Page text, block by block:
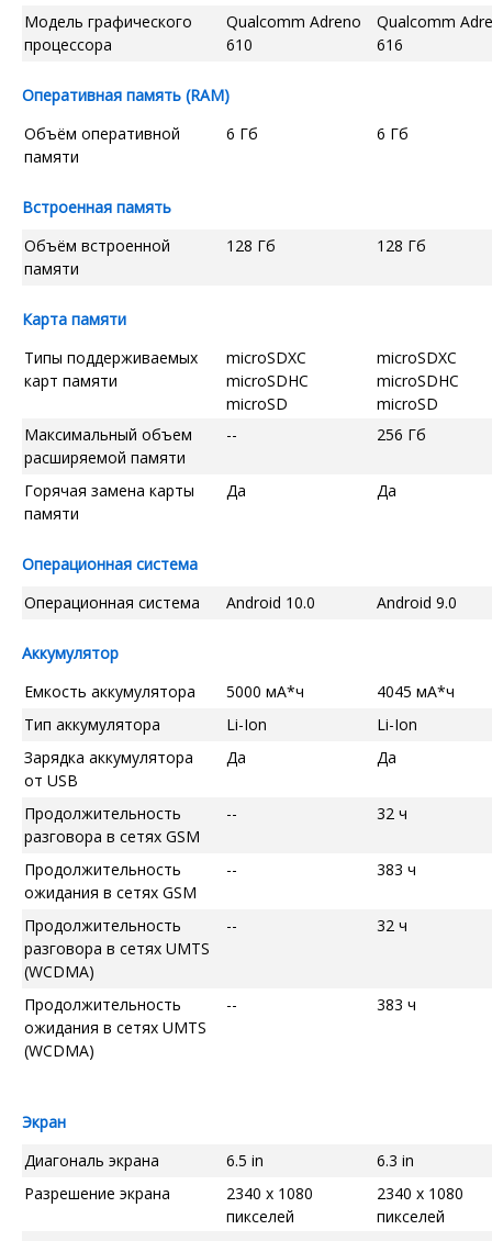
Модель графического
процессора
Qualcomm Adreno
610
Qualcomm
616
Оперативная память (RAM)
Объём оперативной
памяти
6 Гб 6 Гб
Встроенная память
Объём встроенной
памяти
128 Гб 128 Гб
Карта памяти
Типы поддерживаемых
карт памяти
microSDXC
microSDHC
microSD
microSDXC
microSDHC
microSD
Максимальный объем
расширяемой памяти
-- 256 Гб
Горячая замена карты
памяти
Да Да
Операционная система
Операционная система
Android 10.0 Android 9.0
Аккумулятор
Емкость аккумулятора
5000 мА*ч
4045 мА*ч
Тип аккумулятора
Li-Ion
Li-Ion
Зарядка аккумулятора
от USB
Да Да
Продолжительность
разговора в сетях GSM
-- 32 ч
Продолжительность
ожидания в сетях GSM
-- 383 ч
Продолжительность
разговора в сетях UMTS
(WCDMA)
-- 32 ч
Продолжительность
ожидания в сетях UMTS
(WCDMA)
-- 383 ч
Экран
Диагональ экрана
6.5 in
6.3 in
Разрешение экрана
2340 x 1080
пикселей
2340 x 1080
пикселей